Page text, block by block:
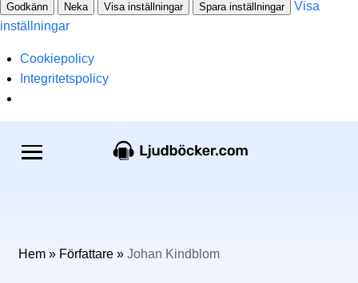
Godkänn Neka Visa inställningar Spara inställningar
Visa
inställningar
Cookiepolicy
Integritetspolicy
Hem» Författare» Johan Kindblom